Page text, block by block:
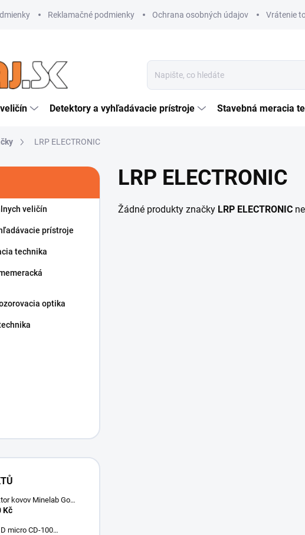
Reklamačné podmienky Ochrana osobných údajov Vrátenie
Detektory a vyhľadávacie prístroje Stavebná meracia
LRP ELECTRONIC
veličín
prístroje
technika
optika
kovov Minelab Go
Kč
micro CD-100
LRP ELECTRONIC
Žádné produkty značky LRP ELECTRONIC